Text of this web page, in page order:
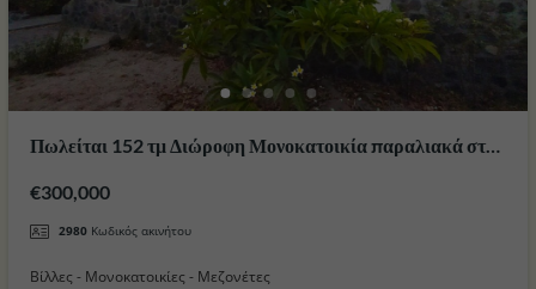
Πωλείται 152 τμ Διώροφη Μονοκατοικία παραλιακά στην
€300,000
2980 Κωδικός ακινήτου
Βίλλες - Μονοκατοικίες - Μεζονέτες